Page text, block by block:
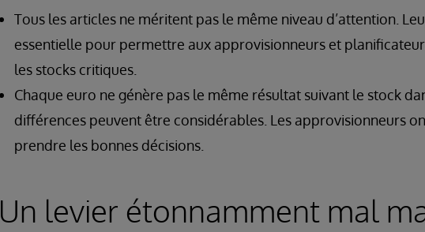
Tous les articles ne méritent pas le même niveau d’attention.
essentielle pour permettre aux approvisionneurs et
les stocks critiques.
Chaque euro ne génère pas le même résultat suivant le stock
différences peuvent être considérables. Les approvisionneurs
prendre les bonnes décisions.
Un levier étonnamment mal